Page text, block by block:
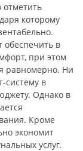
которому
обеспечить в
при этом
равномерно. Ни
систему в
Однако в
Кроме
экономит
услуг.